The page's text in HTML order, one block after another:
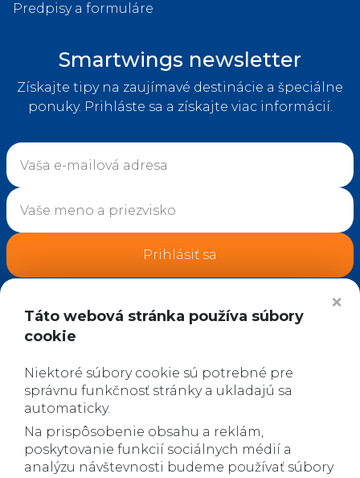
Táto webová stránka používa súbory
cookie
Niektoré súbory cookie sú potrebné pre
správnu funkčnosť stránky a ukladajú sa
automaticky.
Na prispôsobenie obsahu a reklám,
poskytovanie funkcií sociálnych médií a
analýzu návštevnosti budeme používať súbory
❌
Predpisy a formuláre
Smartwings newsletter
Získajte tipy na zaujímavé destinácie a špeciálne
ponuky. Prihláste sa a získajte viac informácií.
Prihlásiť sa
* Týmto súčasne súhlasím so spracovaním
osobných údajov za podmienok uvedených tu: